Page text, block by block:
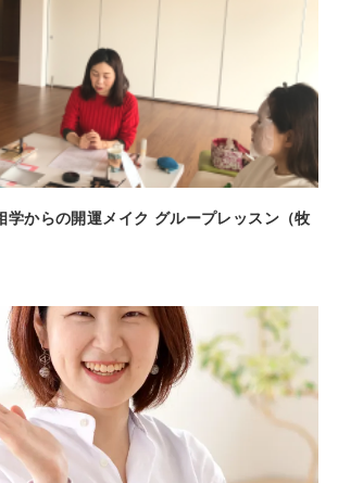
からの開運メイク グループレッスン（牧